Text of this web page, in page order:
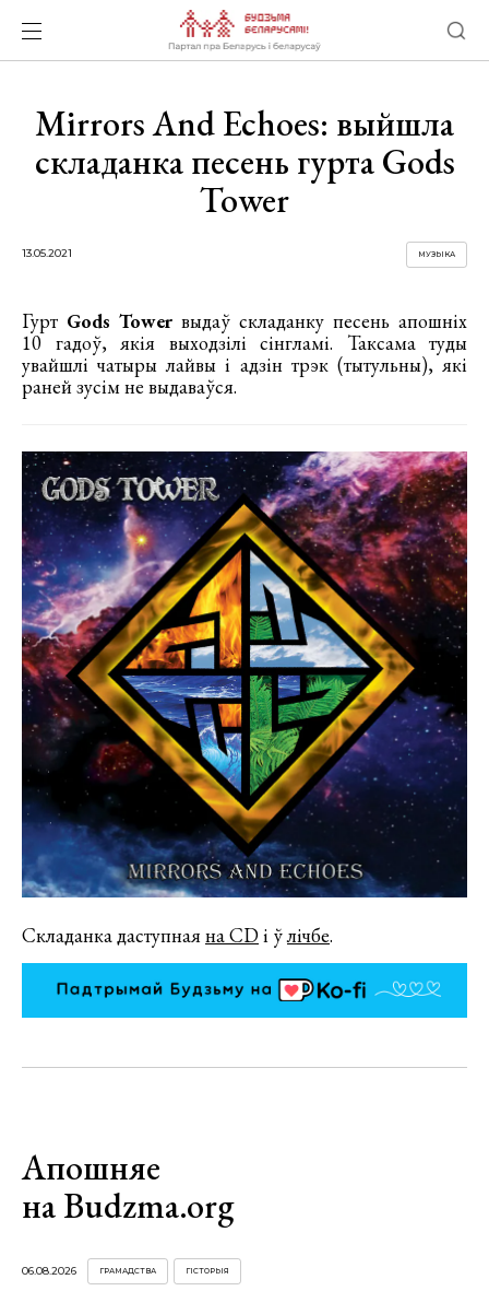
Mirrors And Echoes: выйшла
складанка песень гурта Gods
Tower
13.05.2021 МУЗЫКА
Гурт Gods Tower выдаў складанку песень апошніх
10 гадоў, якія выходзілі сінгламі. Таксама туды
увайшлі чатыры лайвы і адзін трэк (тытульны), які
раней зусім не выдаваўся.
Складанка даступнаяна CDі ўлічбе.
Апошняе
на Budzma.org
06.08.2026 ГРАМАДСТВА ГІСТОРЫЯ